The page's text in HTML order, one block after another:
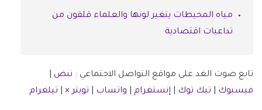
مياه المحيطات يتغير لونها والعلماء قلقون من
تداعيات اقتصادية
تابع صوت الغد على مواقع التواصل الاجتماعي : نبض
فيسبوك
تيك توك إنستغرام واتساب تويتر × تيلغرام